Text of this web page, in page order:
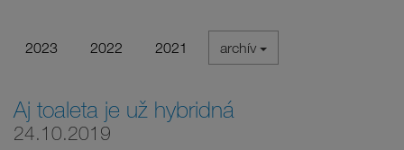
2023 2022 2021 archív
Aj toaleta je už hybridná
24.10.2019